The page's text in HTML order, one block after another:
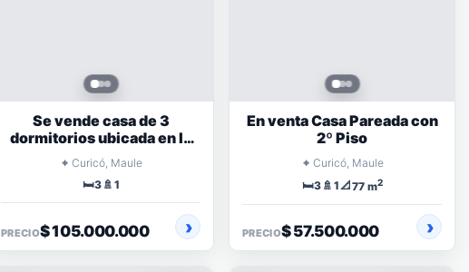
Se vende casa de 3
dormitorios ubicada en la
comuna de Curicó
⌖ Curicó, Maule
🛏️3 🚿 1
PRECIO$ 105.000.000
En venta Casa Pareada con
2º Piso
⌖ Curicó, Maule
🛏️3 🚿 1📐77 m2
PRECIO$ 57.500.000